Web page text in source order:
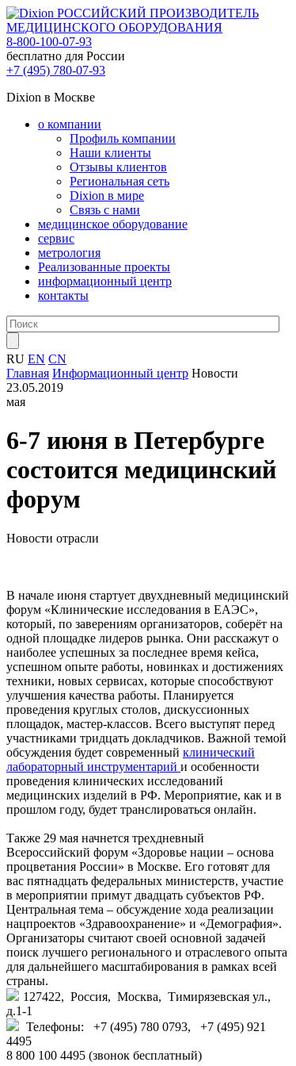
РОССИЙСКИЙ ПРОИЗВОДИТЕЛЬ
МЕДИЦИНСКОГО ОБОРУДОВАНИЯ
8-800-100-07-93
бесплатно для России
+7 (495) 780-07-93
Dixion в Москве
о компании
Профиль компании
Наши клиенты
Отзывы клиентов
Региональная сеть
Dixion в мире
Связь с нами
медицинское оборудование
сервис
метрология
Реализованные проекты
информационный центр
контакты
RU EN CN
Главная Информационный центр Новости
23.05.2019
мая
6-7 июня в Петербурге
состоится медицинский
форум
Новости отрасли
В начале июня стартует двухдневный медицинский
форум «Клинические исследования в ЕАЭС»,
который, по заверениям организаторов, соберёт на
одной площадке лидеров рынка. Они расскажут о
наиболее успешных за последнее время кейса,
успешном опыте работы, новинках и достижениях
техники, новых сервисах, которые способствуют
улучшения качества работы. Планируется
проведения круглых столов, дискуссионных
площадок, мастер-классов. Всего выступят перед
участниками тридцать докладчиков. Важной темой
обсуждения будет современный клинический
лабораторный инструментарий и особенности
проведения клинических исследований
медицинских изделий в РФ. Мероприятие, как и в
прошлом году, будет транслироваться онлайн.
Также 29 мая начнется трехдневный
Всероссийский форум «Здоровье нации – основа
процветания России» в Москве. Его готовят для
вас пятнадцать федеральных министерств, участие
в мероприятии примут двадцать субъектов РФ.
Центральная тема – обсуждение хода реализации
нацпроектов «Здравоохранение» и «Демография».
Организаторы считают своей основной задачей
поиск лучшего регионального и отраслевого опыта
для дальнейшего масштабирования в рамках всей
страны.
127422, Россия, Москва, Тимирязевская ул.,
д.1-1
Телефоны: +7 (495) 780 0793, +7 (495) 921
4495
8 800 100 4495 (звонок бесплатный)